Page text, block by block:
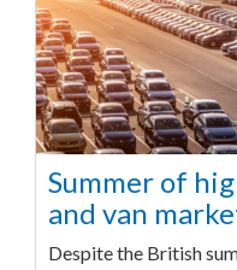
Summer of
and van
Despite the British